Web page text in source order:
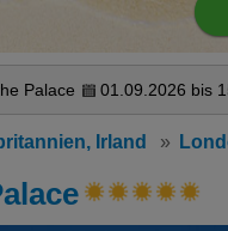
Palace 01.09.2026 bis
Irland